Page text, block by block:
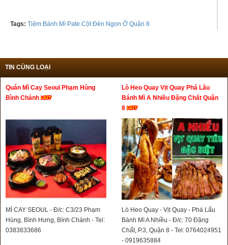
Tags: Tiệm Bánh Mì Pate Cột Đèn Ngon Ở Quận 8
TIN CÙNG LOẠI
Quán Mì Cay Seoul Phạm Hùng
Bình Chánh
MÌ CAY SEOUL - Đ/c: C3/23 Phạm
Hùng, Bình Hưng, Bình Chánh - Tel:
0383833686
Lò Heo Quay Vịt Quay Phá Lấu
Bánh Mì A Nhiều Đặng Chất Quận
8
Lò Heo Quay - Vịt Quay - Phá Lấu
Bánh Mì A Nhiều - Đ/c: 70 Đặng
Chất, P.3, Quận 8 - Tel: 0764024951
- 0919635884